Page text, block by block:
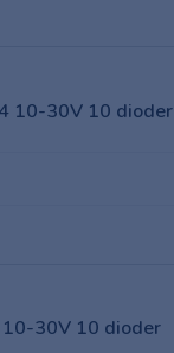
10-30V 10 dioder
10-30V 10 dioder